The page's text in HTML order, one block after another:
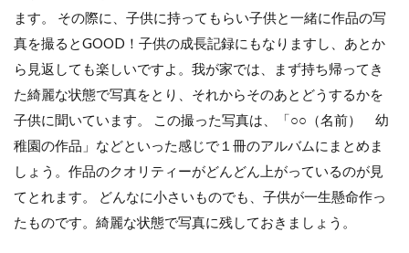
ます。 その際に、子供に持ってもらい子供と一緒に作品の写
真を撮るとGOOD！子供の成長記録にもなりますし、あとか
ら見返しても楽しいですよ。我が家では、まず持ち帰ってき
た綺麗な状態で写真をとり、それからそのあとどうするかを
子供に聞いています。 この撮った写真は、「○○（名前） 幼
稚園の作品」などといった感じで１冊のアルバムにまとめま
しょう。作品のクオリティーがどんどん上がっているのが見
てとれます。 どんなに小さいものでも、子供が一生懸命作っ
たものです。綺麗な状態で写真に残しておきましょう。